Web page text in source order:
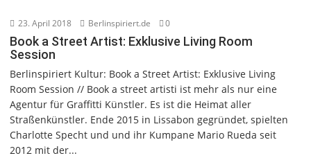
23. April 2018 Berlinspiriert.de 0
Book a Street Artist: Exklusive Living Room
Session
Berlinspiriert Kultur: Book a Street Artist: Exklusive Living
Room Session // Book a street artisti ist mehr als nur eine
Agentur für Graffitti Künstler. Es ist die Heimat aller
Straßenkünstler. Ende 2015 in Lissabon gegründet, spielten
Charlotte Specht und und ihr Kumpane Mario Rueda seit
2012 mit der...